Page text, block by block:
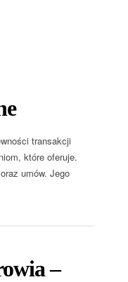
transakcji
które oferuje.
umów. Jego
–